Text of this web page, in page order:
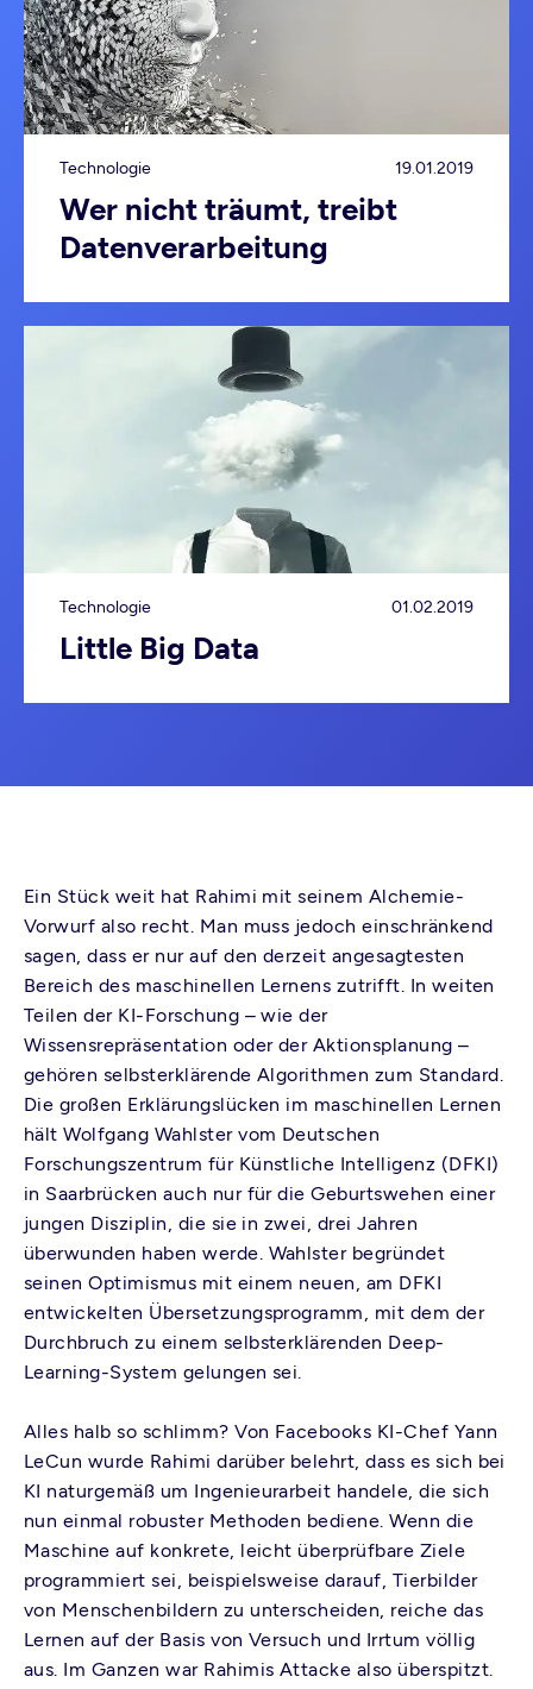
Technologie 19.01.2019
Wer nicht träumt, treibt
Datenverarbeitung
Technologie 01.02.2019
Little Big Data
Ein Stück weit hat Rahimi mit seinem Alchemie-
Vorwurf also recht. Man muss jedoch einschränkend
sagen, dass er nur auf den derzeit angesagtesten
Bereich des maschinellen Lernens zutrifft. In weiten
Teilen der KI-Forschung – wie der
Wissensrepräsentation oder der Aktionsplanung –
gehören selbsterklärende Algorithmen zum Standard.
Die großen Erklärungslücken im maschinellen Lernen
hält Wolfgang Wahlster vom Deutschen
Forschungszentrum für Künstliche Intelligenz (DFKI)
in Saarbrücken auch nur für die Geburtswehen einer
jungen Disziplin, die sie in zwei, drei Jahren
überwunden haben werde. Wahlster begründet
seinen Optimismus mit einem neuen, am DFKI
entwickelten Übersetzungsprogramm, mit dem der
Durchbruch zu einem selbsterklärenden Deep-
Learning-System gelungen sei.
Alles halb so schlimm? Von Facebooks KI-Chef Yann
LeCun wurde Rahimi darüber belehrt, dass es sich bei
KI naturgemäß um Ingenieurarbeit handele, die sich
nun einmal robuster Methoden bediene. Wenn die
Maschine auf konkrete, leicht überprüfbare Ziele
programmiert sei, beispielsweise darauf, Tierbilder
von Menschenbildern zu unterscheiden, reiche das
Lernen auf der Basis von Versuch und Irrtum völlig
aus. Im Ganzen war Rahimis Attacke also überspitzt.